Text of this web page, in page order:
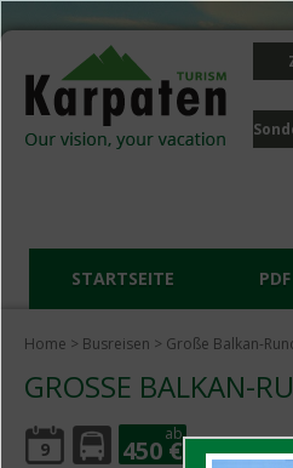
STARTSEITE
Home > Busreisen > Große Balkan-
GROSSE BALKAN-
9
ab
450 €